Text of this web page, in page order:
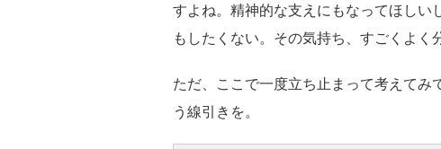
すよね。精神的な支えにもなってほし
もしたくない。その気持ち、すごくよく
ただ、ここで一度立ち止まって考えて
う線引きを。